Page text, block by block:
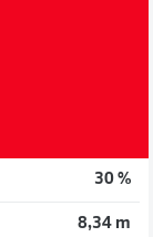
30 %
8,34 m